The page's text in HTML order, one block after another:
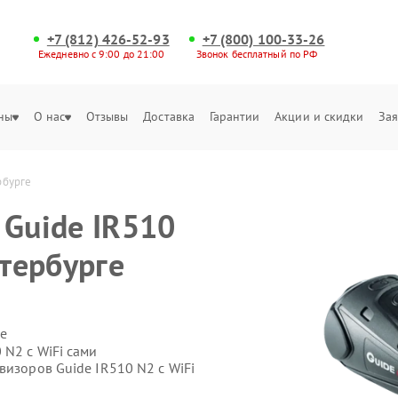
+7 (812) 426-52-93
Ежедневно с 9:00 до 21:00
+7 (800) 100-33-26
Звонок бесплатный по РФ
О нас Отзывы Доставка Гарантии Акции и скидки
IR510
c WiFi сами
Guide IR510 N2 c WiFi